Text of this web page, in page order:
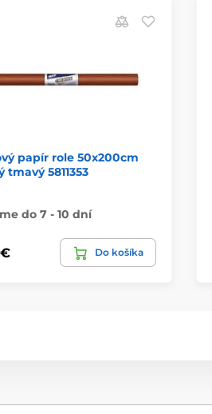
papír role 50x200cm
tmavý 5811353
do 7 - 10 dní
Do košíka